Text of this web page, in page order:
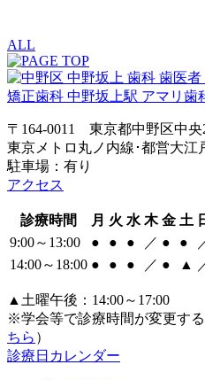
ALL
〒164-0011 東京都中野区中
東京メトロ丸ノ内線･都営大江
駐車場：有り
アクセス
診療時間 月 火 水 木 金 土
9:00～13:00
● ● ● ／ ● ●
14:00～18:00 ● ● ● ／ ● ▲
▲土曜午後：14:00～17:00
※学会等で診療時間が変更す
ちら ）
診療日カレンダー